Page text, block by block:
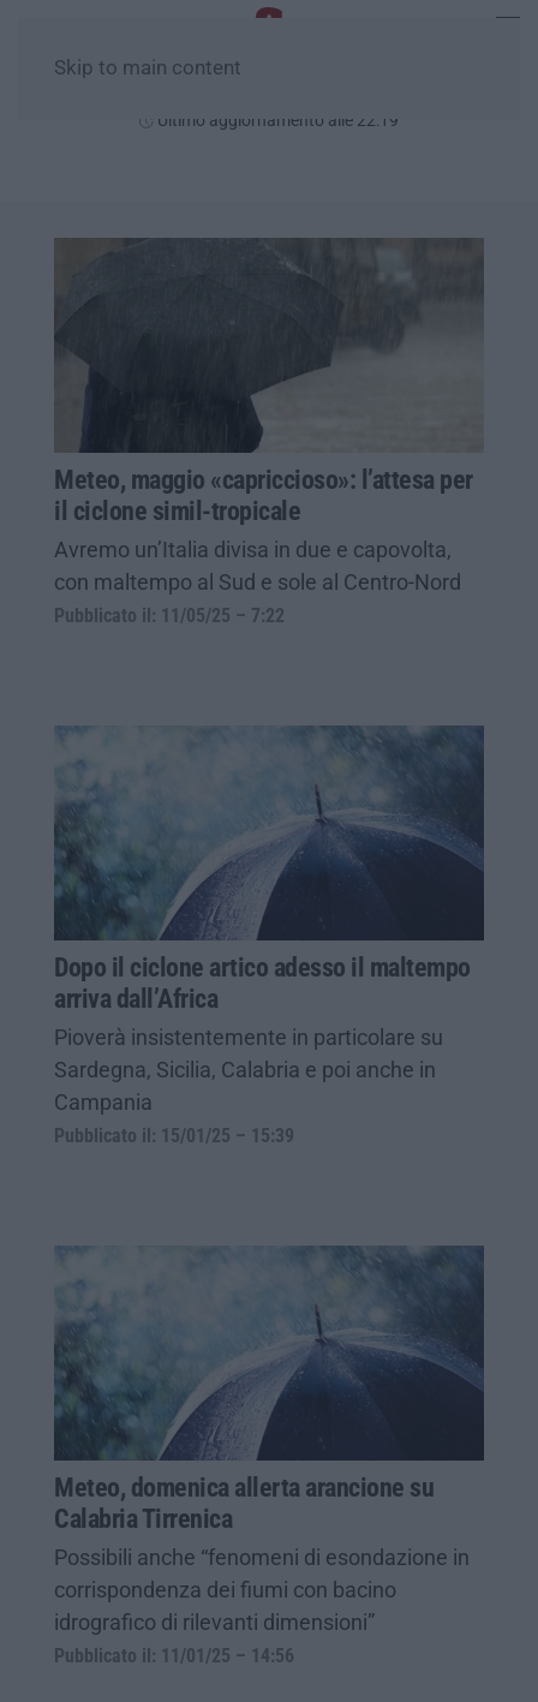
Skip to main content
Ultimo aggiornamento alle 22:19
Meteo, maggio «capriccioso»: l’attesa per
il ciclone simil-tropicale
Avremo un’Italia divisa in due e capovolta,
con maltempo al Sud e sole al Centro-Nord
Pubblicato il: 11/05/25 – 7:22
Dopo il ciclone artico adesso il maltempo
arriva dall’Africa
Pioverà insistentemente in particolare su
Sardegna, Sicilia, Calabria e poi anche in
Campania
Pubblicato il: 15/01/25 – 15:39
Meteo, domenica allerta arancione su
Calabria Tirrenica
Possibili anche “fenomeni di esondazione in
corrispondenza dei fiumi con bacino
idrografico di rilevanti dimensioni”
Pubblicato il: 11/01/25 – 14:56